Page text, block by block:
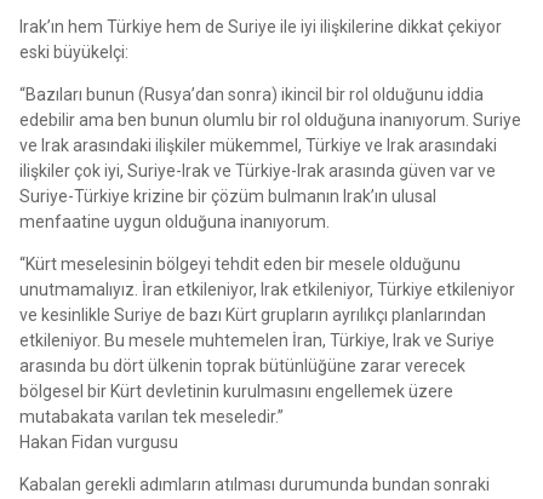
Irak’ın hem Türkiye hem de Suriye ile iyi ilişkilerine dikkat çekiyor
eski büyükelçi:
“Bazıları bunun (Rusya’dan sonra) ikincil bir rol olduğunu iddia
edebilir ama ben bunun olumlu bir rol olduğuna inanıyorum. Suriye
ve Irak arasındaki ilişkiler mükemmel, Türkiye ve Irak arasındaki
ilişkiler çok iyi, Suriye-Irak ve Türkiye-Irak arasında güven var ve
Suriye-Türkiye krizine bir çözüm bulmanın Irak’ın ulusal
menfaatine uygun olduğuna inanıyorum.
“Kürt meselesinin bölgeyi tehdit eden bir mesele olduğunu
unutmamalıyız. İran etkileniyor, Irak etkileniyor, Türkiye etkileniyor
ve kesinlikle Suriye de bazı Kürt grupların ayrılıkçı planlarından
etkileniyor. Bu mesele muhtemelen İran, Türkiye, Irak ve Suriye
arasında bu dört ülkenin toprak bütünlüğüne zarar verecek
bölgesel bir Kürt devletinin kurulmasını engellemek üzere
mutabakata varılan tek meseledir.”
Hakan Fidan vurgusu
Kabalan gerekli adımların atılması durumunda bundan sonraki